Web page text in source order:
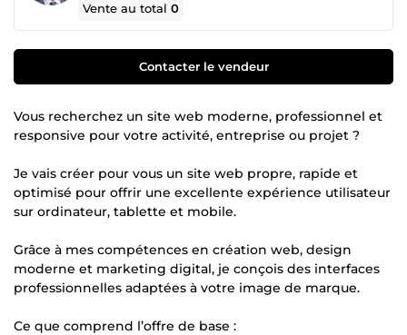
Vente au total0
Contacter le vendeur
Vous recherchez un site web moderne, professionnel et
responsive pour votre activité, entreprise ou projet ?
Je vais créer pour vous un site web propre, rapide et
optimisé pour offrir une excellente expérience utilisateur
sur ordinateur, tablette et mobile.
Grâce à mes compétences en création web, design
moderne et marketing digital, je conçois des interfaces
professionnelles adaptées à votre image de marque.
Ce que comprend l’offre de base :